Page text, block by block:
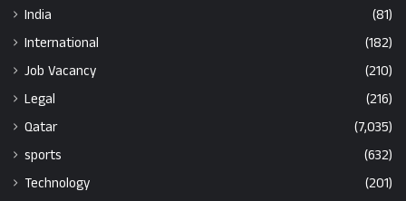
India
(81)
International
(182)
Job Vacancy
(210)
Legal
(216)
Qatar
(7,035)
sports
(632)
Technology
(201)